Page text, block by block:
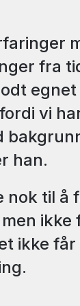
fra
vi
han.
nok til å
ikke
ikke